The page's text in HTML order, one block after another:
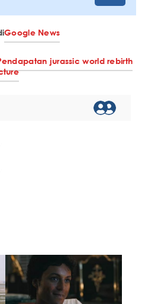
Google News
jurassic world rebirth